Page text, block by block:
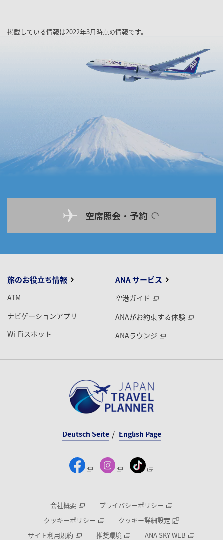
掲載している情報は2022年3月時点の情報です。
空席照会・予約
旅のお役立ち情報
ATM
ナビゲーションアプリ
Wi-Fiスポット
ANA サービス
空港ガイド
ANAがお約束する体験
ANAラウンジ
Deutsch Seite English Page
会社概要
プライバシーポリシー
クッキーポリシー
クッキー詳細設定
サイト利用規約
推奨環境 ANA SKY WEB